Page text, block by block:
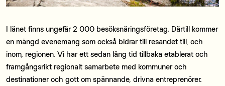
I länet finns ungefär 2 000 besöksnäringsföretag. Därtill kommer
en mängd evenemang som också bidrar till resandet till, och
inom, regionen. Vi har ett sedan lång tid tillbaka etablerat och
framgångsrikt regionalt samarbete med kommuner och
destinationer och gott om spännande, drivna entreprenörer.